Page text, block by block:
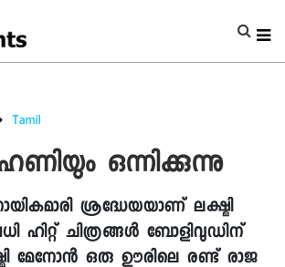
Tamil
ഒന്നിക്കുന്നു
ശ്രദ്ധേയയാണ് ലക്ഷ്മി
ഹിറ്റ് ചിത്രങ്ങൾ ബോളിവുഡിന്
മേനോൻ ഒരു ഊരിലെ രണ്ട് രാജ